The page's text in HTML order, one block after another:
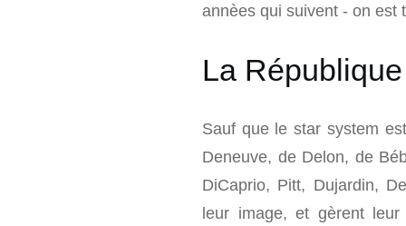
annèes qui suivent - on est
La
Sauf que le star system
Deneuve, de Delon, de
DiCaprio, Pitt, Dujardin,
leur image, et gèrent